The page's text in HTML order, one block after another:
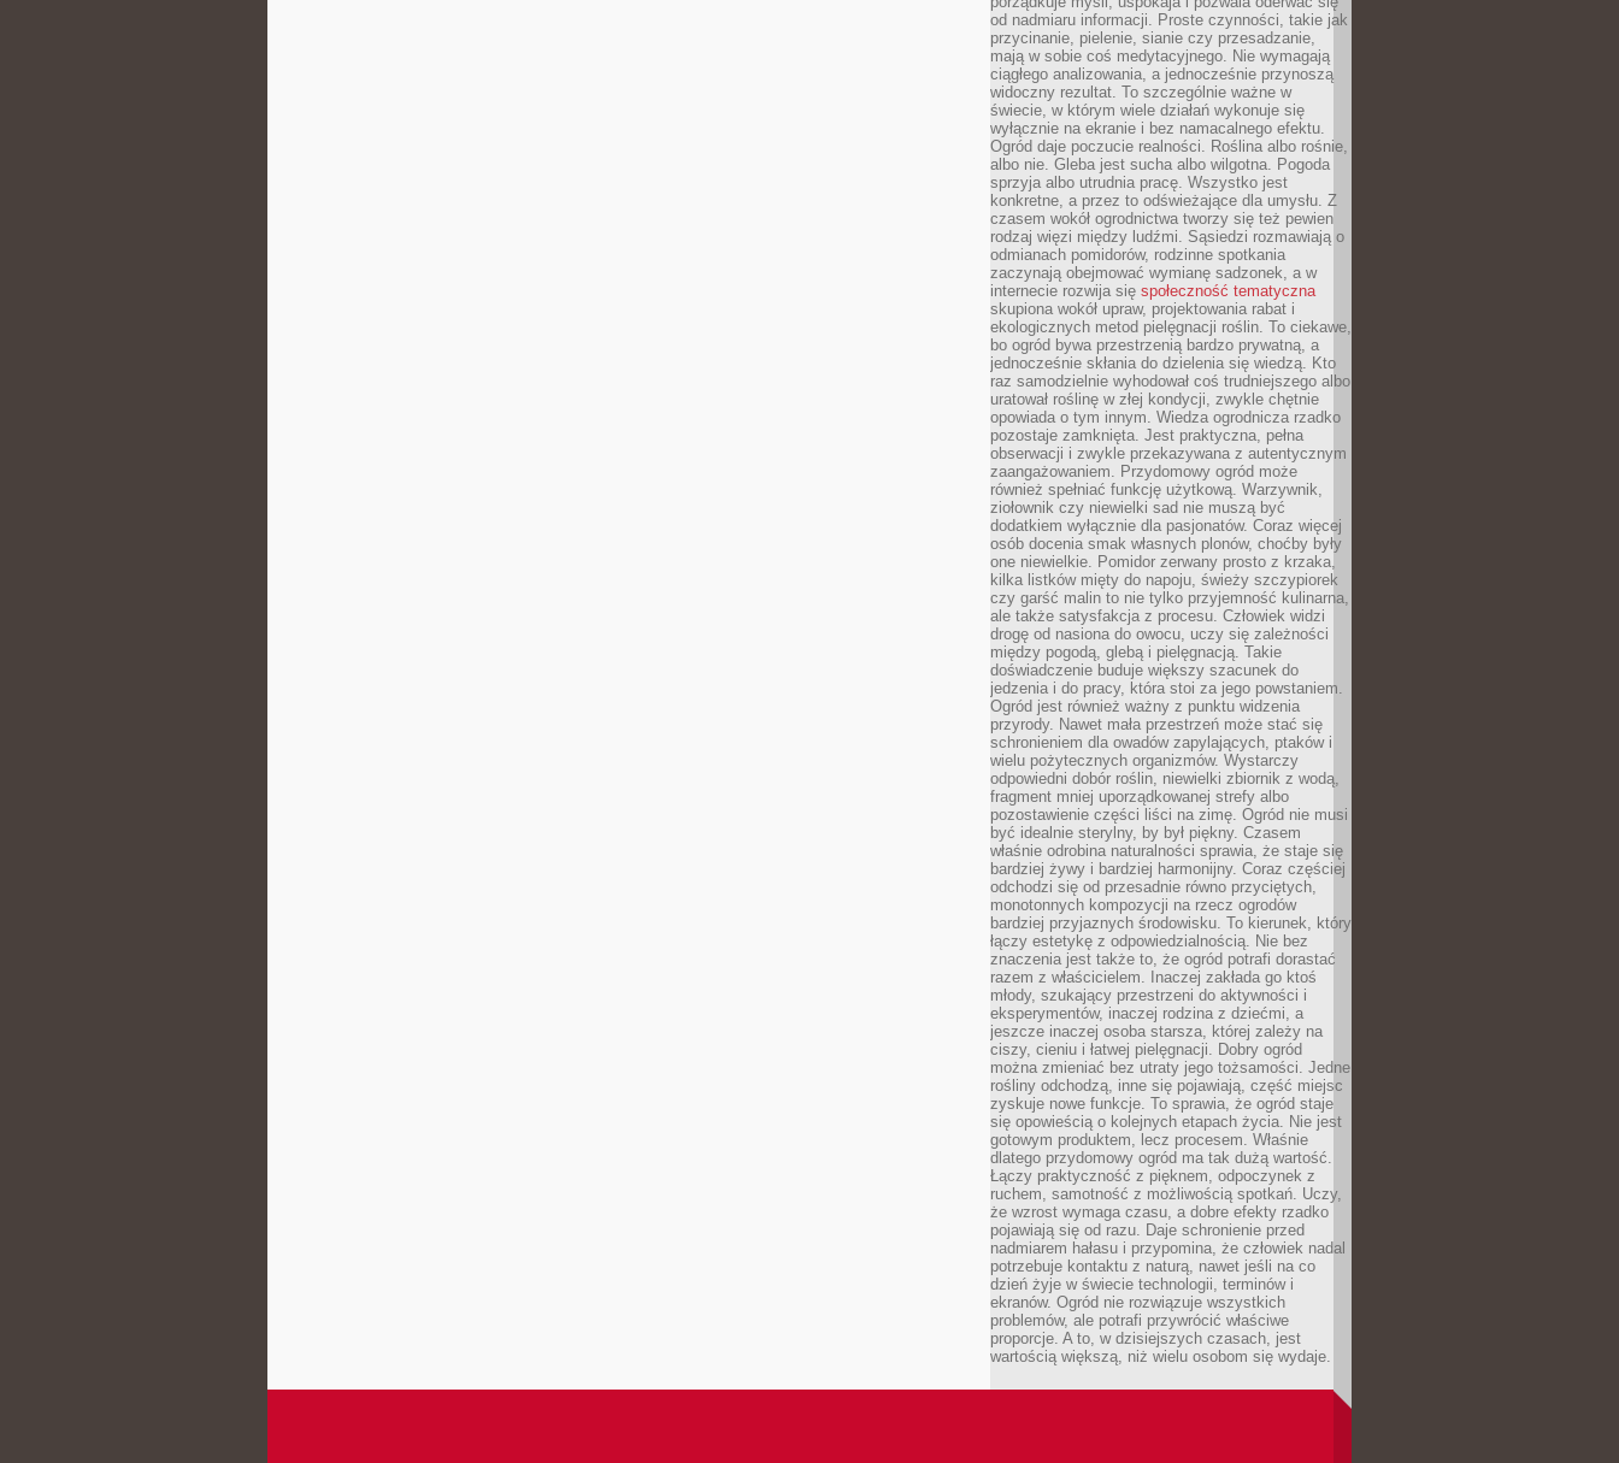
od nadmiaru informacji. Proste czynności, takie jak
przycinanie, pielenie, sianie czy przesadzanie,
mają w sobie coś medytacyjnego. Nie wymagają
ciągłego analizowania, a jednocześnie przynoszą
widoczny rezultat. To szczególnie ważne w
świecie, w którym wiele działań wykonuje się
wyłącznie na ekranie i bez namacalnego efektu.
Ogród daje poczucie realności. Roślina albo rośnie,
albo nie. Gleba jest sucha albo wilgotna. Pogoda
sprzyja albo utrudnia pracę. Wszystko jest
konkretne, a przez to odświeżające dla umysłu. Z
czasem wokół ogrodnictwa tworzy się też pewien
rodzaj więzi między ludźmi. Sąsiedzi rozmawiają o
odmianach pomidorów, rodzinne spotkania
zaczynają obejmować wymianę sadzonek, a w
internecie rozwija się społeczność tematyczna
skupiona wokół upraw, projektowania rabat i
ekologicznych metod pielęgnacji roślin. To ciekawe,
bo ogród bywa przestrzenią bardzo prywatną, a
jednocześnie skłania do dzielenia się wiedzą. Kto
raz samodzielnie wyhodował coś trudniejszego albo
uratował roślinę w złej kondycji, zwykle chętnie
opowiada o tym innym. Wiedza ogrodnicza rzadko
pozostaje zamknięta. Jest praktyczna, pełna
obserwacji i zwykle przekazywana z autentycznym
zaangażowaniem. Przydomowy ogród może
również spełniać funkcję użytkową. Warzywnik,
ziołownik czy niewielki sad nie muszą być
dodatkiem wyłącznie dla pasjonatów. Coraz więcej
osób docenia smak własnych plonów, choćby były
one niewielkie. Pomidor zerwany prosto z krzaka,
kilka listków mięty do napoju, świeży szczypiorek
czy garść malin to nie tylko przyjemność kulinarna,
ale także satysfakcja z procesu. Człowiek widzi
drogę od nasiona do owocu, uczy się zależności
między pogodą, glebą i pielęgnacją. Takie
doświadczenie buduje większy szacunek do
jedzenia i do pracy, która stoi za jego powstaniem.
Ogród jest również ważny z punktu widzenia
przyrody. Nawet mała przestrzeń może stać się
schronieniem dla owadów zapylających, ptaków i
wielu pożytecznych organizmów. Wystarczy
odpowiedni dobór roślin, niewielki zbiornik z wodą,
fragment mniej uporządkowanej strefy albo
pozostawienie części liści na zimę. Ogród nie musi
być idealnie sterylny, by był piękny. Czasem
właśnie odrobina naturalności sprawia, że staje się
bardziej żywy i bardziej harmonijny. Coraz częściej
odchodzi się od przesadnie równo przyciętych,
monotonnych kompozycji na rzecz ogrodów
bardziej przyjaznych środowisku. To kierunek, który
łączy estetykę z odpowiedzialnością. Nie bez
znaczenia jest także to, że ogród potrafi dorastać
razem z właścicielem. Inaczej zakłada go ktoś
młody, szukający przestrzeni do aktywności i
eksperymentów, inaczej rodzina z dziećmi, a
jeszcze inaczej osoba starsza, której zależy na
ciszy, cieniu i łatwej pielęgnacji. Dobry ogród
można zmieniać bez utraty jego tożsamości. Jedne
rośliny odchodzą, inne się pojawiają, część miejsc
zyskuje nowe funkcje. To sprawia, że ogród staje
się opowieścią o kolejnych etapach życia. Nie jest
gotowym produktem, lecz procesem. Właśnie
dlatego przydomowy ogród ma tak dużą wartość.
Łączy praktyczność z pięknem, odpoczynek z
ruchem, samotność z możliwością spotkań. Uczy,
że wzrost wymaga czasu, a dobre efekty rzadko
pojawiają się od razu. Daje schronienie przed
nadmiarem hałasu i przypomina, że człowiek nadal
potrzebuje kontaktu z naturą, nawet jeśli na co
dzień żyje w świecie technologii, terminów i
ekranów. Ogród nie rozwiązuje wszystkich
problemów, ale potrafi przywrócić właściwe
proporcje. A to, w dzisiejszych czasach, jest
wartością większą, niż wielu osobom się wydaje.